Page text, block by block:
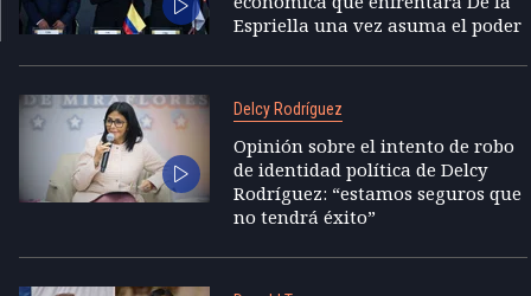
Espriella una vez asuma el poder
Delcy Rodríguez
Opinión sobre el intento de robo
de identidad política de Delcy
Rodríguez: “estamos seguros que
no tendrá éxito”